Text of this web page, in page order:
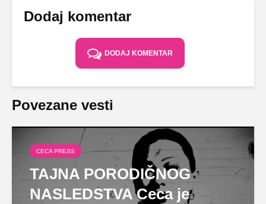
Dodaj komentar
DODAJ KOMENTAR
Povezane vesti
CECA PRESS
TAJNA PORODIČNOG
NASLEDSTVA Ceca je